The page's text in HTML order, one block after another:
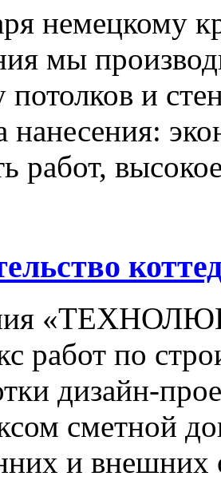
немецкому
мы
потолков и
нанесения:
работ,
работ по
дизайн-
сметной
и внешних